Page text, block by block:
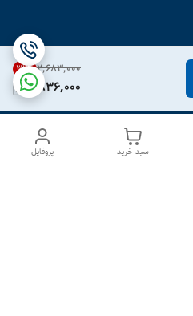
۲٬۶۸۳٬۰۰۰ 31%
1,836,000
پروفایل سبد خرید